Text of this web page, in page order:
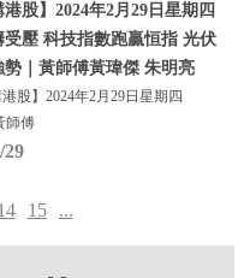
港股】2024年2月29日星期四
受壓 科技指數跑贏恒指 光伏
勢｜黃師傅黃瑋傑 朱明亮
港股】2024年2月29日星期四
師傅
29
15 ...